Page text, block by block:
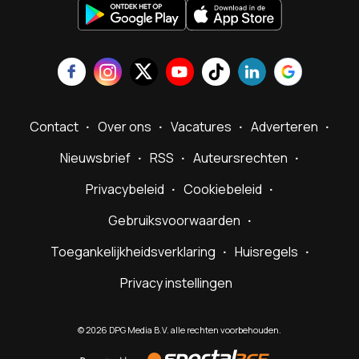
Contact Over ons Vacatures
Adverteren
Nieuwsbrief
RSS
Auteursrechten
Privacybeleid
Cookiebeleid
Gebruiksvoorwaarden
Toegankelijkheidsverklaring
Huisregels
Privacy instellingen
©2026 DPG Media B.V. alle rechten voorbehouden.
by